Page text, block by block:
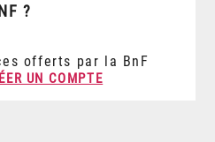
?
offerts par la BnF
UN COMPTE